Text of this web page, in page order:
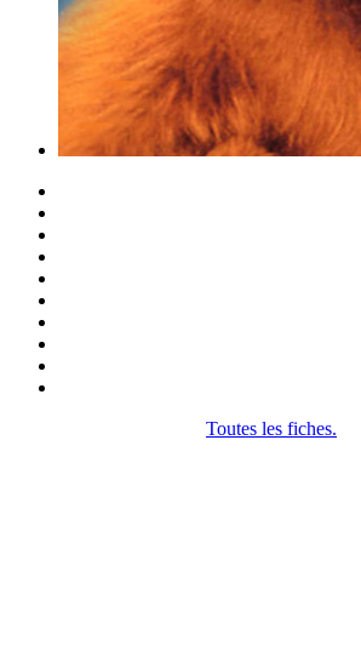
Toutes les fiches.